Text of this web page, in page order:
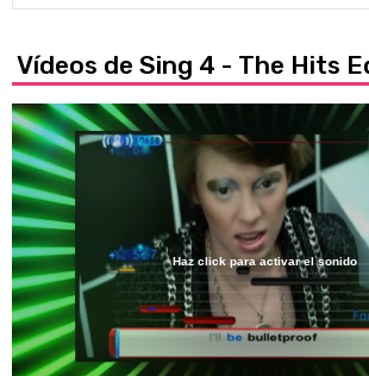
Vídeos de Sing 4 - The Hits
/
Loaded:
56.47%
Haz click para activar el sonido